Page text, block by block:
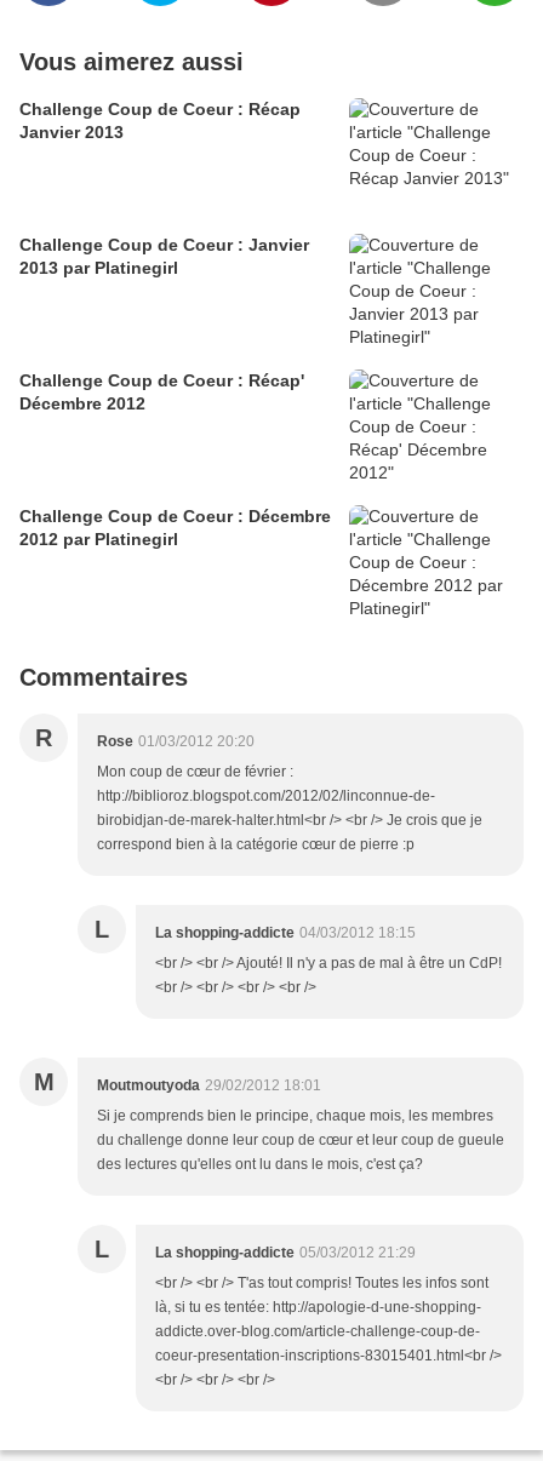
Vous aimerez aussi
Challenge Coup de Coeur : Récap
Janvier 2013
Challenge Coup de Coeur : Janvier
2013 par Platinegirl
Challenge Coup de Coeur : Récap'
Décembre 2012
Challenge Coup de Coeur : Décembre
2012 par Platinegirl
Commentaires
R Rose 01/03/2012 20:20
Mon coup de cœur de février :
http://biblioroz.blogspot.com/2012/02/linconnue-de-
birobidjan-de-marek-halter.html<br /> <br /> Je crois que je
correspond bien à la catégorie cœur de pierre :p
L La shopping-addicte 04/03/2012 18:15
<br /> <br /> Ajouté! Il n'y a pas de mal à être un CdP!
<br /> <br /> <br /> <br />
M Moutmoutyoda 29/02/2012 18:01
Si je comprends bien le principe, chaque mois, les membres
du challenge donne leur coup de cœur et leur coup de gueule
des lectures qu'elles ont lu dans le mois, c'est ça?
L La shopping-addicte 05/03/2012 21:29
<br /> <br /> T'as tout compris! Toutes les infos sont
là, si tu es tentée: http://apologie-d-une-shopping-
addicte.over-blog.com/article-challenge-coup-de-
coeur-presentation-inscriptions-83015401.html<br />
<br /> <br /> <br />